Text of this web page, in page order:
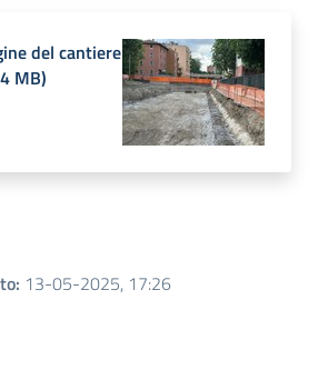
del cantiere
MB)
: 13-05-2025, 17:26